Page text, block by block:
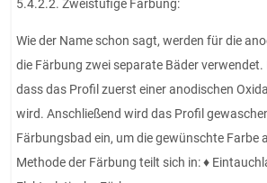
5.4.2.2. Zweistufige Färbung:
Wie der Name schon sagt, werden für die
die Färbung zwei separate Bäder
dass das Profil zuerst einer anodischen
wird. Anschließend wird das Profil
Färbungsbad ein, um die gewünschte Farbe
Methode der Färbung teilt sich in: ♦